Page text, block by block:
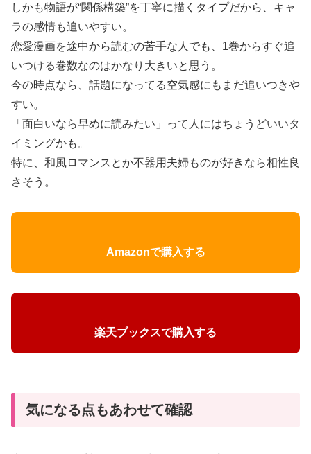
しかも物語が“関係構築”を丁寧に描くタイプだから、キャ
ラの感情も追いやすい。
恋愛漫画を途中から読むの苦手な人でも、1巻からすぐ追
いつける巻数なのはかなり大きいと思う。
今の時点なら、話題になってる空気感にもまだ追いつきや
すい。
「面白いなら早めに読みたい」って人にはちょうどいいタ
イミングかも。
特に、和風ロマンスとか不器用夫婦ものが好きなら相性良
さそう。
Amazonで購入する
楽天ブックスで購入する
気になる点もあわせて確認